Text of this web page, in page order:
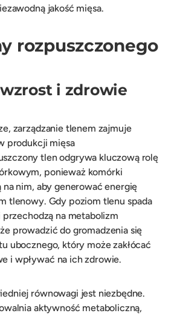
jakość mięsa.
rozpuszczonego
i zdrowie
zarządzanie tlenem zajmuje
produkcji mięsa
tlen odgrywa kluczową rolę
ponieważ komórki
nim, aby generować energię
tlenowy. Gdy poziom tlenu spada
na metabolizm
prowadzić do gromadzenia się
ubocznego, który może zakłócać
i wpływać na ich zdrowie.
równowagi jest niezbędne.
aktywność metaboliczną,